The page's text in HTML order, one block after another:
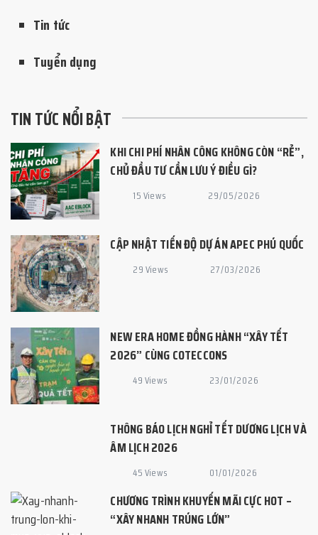
Tin tức
Tuyển dụng
TIN TỨC NỔI BẬT
KHI CHI PHÍ NHÂN CÔNG KHÔNG CÒN “RẺ”,
CHỦ ĐẦU TƯ CẦN LƯU Ý ĐIỀU GÌ?
15 Views 29/05/2026
CẬP NHẬT TIẾN ĐỘ DỰ ÁN APEC PHÚ QUỐC
29 Views 27/03/2026
NEW ERA HOME ĐỒNG HÀNH “XÂY TẾT
2026” CÙNG COTECCONS
49 Views 23/01/2026
THÔNG BÁO LỊCH NGHỈ TẾT DƯƠNG LỊCH VÀ
ÂM LỊCH 2026
45 Views 01/01/2026
CHƯƠNG TRÌNH KHUYẾN MÃI CỰC HOT –
“XÂY NHANH TRÚNG LỚN”